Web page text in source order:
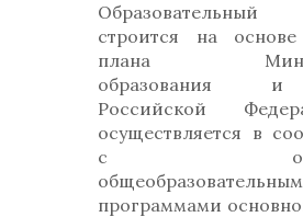
Образовательный
строится на основе
плана
образования
Российской
осуществляется в
с
программами